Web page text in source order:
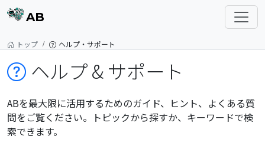
AB
トップ ヘルプ・サポート
ヘルプ & サポート
ABを最大限に活用するためのガイド、ヒント、よくある質
問をご覧ください。トピックから探すか、キーワードで検
索できます。